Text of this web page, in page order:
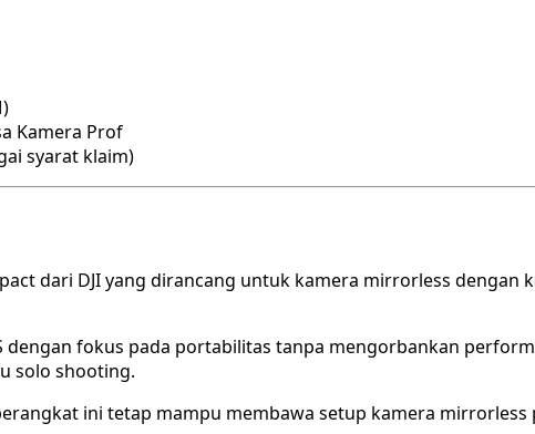
Kamera Prof
syarat klaim)
dari DJI yang dirancang untuk kamera mirrorless
dengan fokus pada portabilitas tanpa mengorbankan
solo shooting.
ini tetap mampu membawa setup kamera